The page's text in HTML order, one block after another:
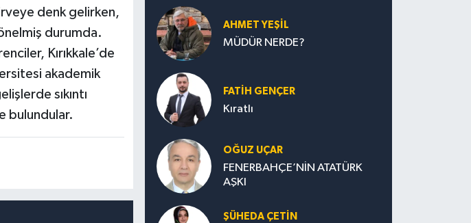
denk gelirken,
durumda.
Kırıkkale’de
akademik
sıkıntı
bulundular.
AHMET YEŞİL
MÜDÜR NERDE?
FATIH GENÇER
Kıratlı
OĞUZ UÇAR
FENERBAHÇE’NİN ATATÜRK
AŞKI
ŞÜHEDA ÇETİN